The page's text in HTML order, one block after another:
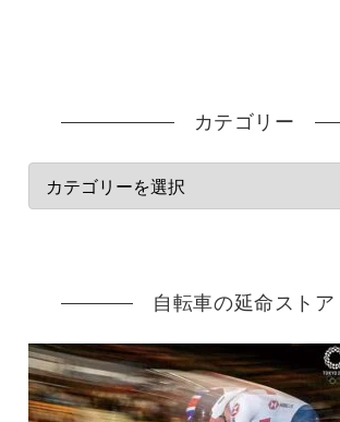
カテゴリー
自転車の延命ストア